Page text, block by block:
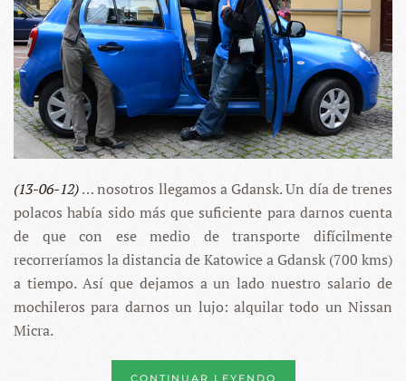
GOLES…
(13-06-12)… nosotros llegamos a Gdansk. Un día de trenes
polacos había sido más que suficiente para darnos cuenta
de que con ese medio de transporte difícilmente
recorreríamos la distancia de Katowice a Gdansk (700 kms)
a tiempo. Así que dejamos a un lado nuestro salario de
mochileros para darnos un lujo: alquilar todo un Nissan
Micra.
CONTINUAR LEYENDO